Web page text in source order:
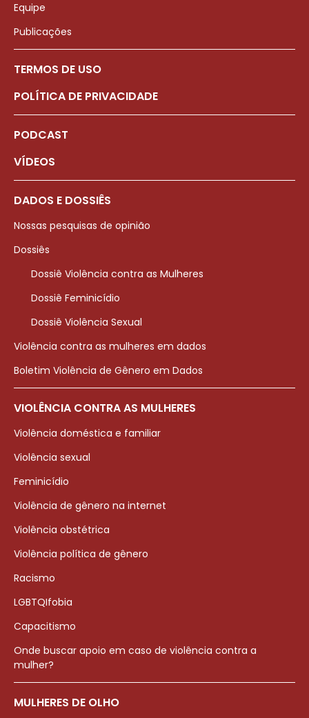
Equipe
Publicações
TERMOS DE USO
POLÍTICA DE PRIVACIDADE
PODCAST
VÍDEOS
DADOS E DOSSIÊS
Nossas pesquisas de opinião
Dossiês
Dossiê Violência contra as Mulheres
Dossiê Feminicídio
Dossiê Violência Sexual
Violência contra as mulheres em dados
Boletim Violência de Gênero em Dados
VIOLÊNCIA CONTRA AS MULHERES
Violência doméstica e familiar
Violência sexual
Feminicídio
Violência de gênero na internet
Violência obstétrica
Violência política de gênero
Racismo
LGBTQIfobia
Capacitismo
Onde buscar apoio em caso de violência contra a
mulher?
MULHERES DE OLHO